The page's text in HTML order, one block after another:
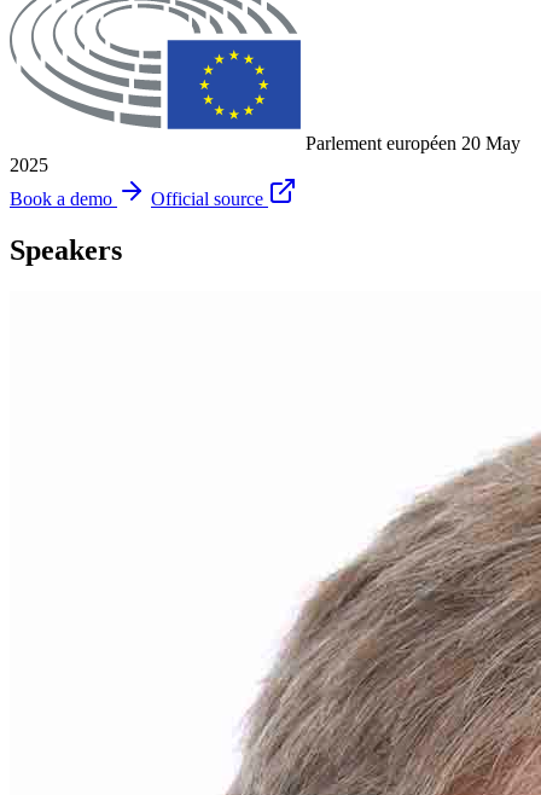
Parlement européen 20 May
2025
Book a demo
Official source
Speakers